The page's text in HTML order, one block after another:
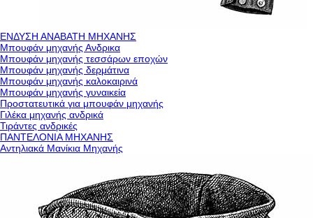
ΕΝΔΥΣΗ ΑΝΑΒΑΤΗ ΜΗΧΑΝΗΣ
Μπουφάν μηχανής Ανδρικα
Μπουφάν μηχανής τεσσάρων εποχών
Μπουφάν μηχανής δερμάτινα
Μπουφάν μηχανής καλοκαιρινά
Μπουφάν μηχανής γυναικεία
Προστατευτικά για μπουφάν μηχανής
Γιλέκα μηχανής ανδρικά
Τιράντες ανδρικές
ΠΑΝΤΕΛΟΝΙΑ ΜΗΧΑΝΗΣ
Αντηλιακά Μανίκια Μηχανής